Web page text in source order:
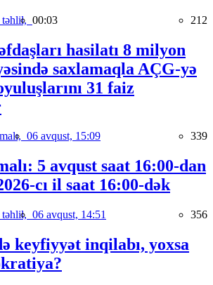
təhlil, 00:03 212
hasilatı 8 milyon
saxlamaqla AÇG-yə
31 faiz
06 avqust, 15:09 339
5 avqust saat 16:00-dan
cı il saat 16:00-dək
təhlil, 06 avqust, 14:51 356
keyfiyyət inqilabı, yoxsa